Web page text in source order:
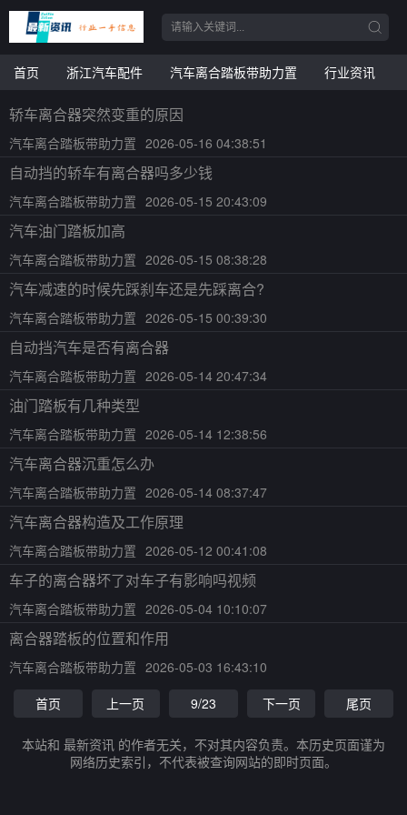
首页 浙江汽车配件 汽车离合踏板带助力置 行业资讯
轿车离合器突然变重的原因
汽车离合踏板带助力置 2026-05-16 04:38:51
自动挡的轿车有离合器吗多少钱
汽车离合踏板带助力置 2026-05-15 20:43:09
汽车油门踏板加高
汽车离合踏板带助力置 2026-05-15 08:38:28
汽车减速的时候先踩刹车还是先踩离合?
汽车离合踏板带助力置 2026-05-15 00:39:30
自动挡汽车是否有离合器
汽车离合踏板带助力置 2026-05-14 20:47:34
油门踏板有几种类型
汽车离合踏板带助力置 2026-05-14 12:38:56
汽车离合器沉重怎么办
汽车离合踏板带助力置 2026-05-14 08:37:47
汽车离合器构造及工作原理
汽车离合踏板带助力置 2026-05-12 00:41:08
车子的离合器坏了对车子有影响吗视频
汽车离合踏板带助力置 2026-05-04 10:10:07
离合器踏板的位置和作用
汽车离合踏板带助力置 2026-05-03 16:43:10
首页
上一页 9/23 下一页 尾页
本站和 最新资讯 的作者无关，不对其内容负责。本历史页面谨为
网络历史索引，不代表被查询网站的即时页面。